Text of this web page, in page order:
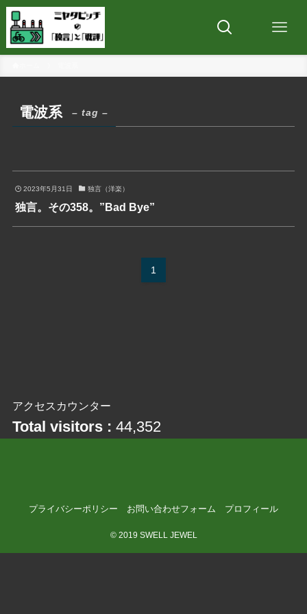
電波系 – tag –
2023年5月31日 独言（洋楽）
独言。その358。”Bad Bye”
1
アクセスカウンター
Total visitors : 44,352
プライバシーポリシー お問い合わせフォーム プロフィール
©2019 SWELL JEWEL